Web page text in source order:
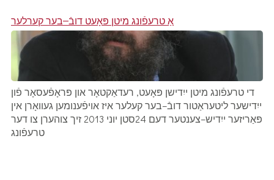
אַ טרעפֿונג מיטן פּאָעט דובֿ–בער קערלער
די טרעפֿונג מיטן ייִדישן פּאָעט, רעדאַקטאָר און פּראָפֿעסאָר פֿון
ייִדישער ליטעראַטור דובֿ–בער קעלער איז אויפֿענומען געוואָרן אין
פּאַריזער ייִדיש–צענטער דעם 24סטן יוני 2013 זיך צוהערן צו דער
טרעפֿונג